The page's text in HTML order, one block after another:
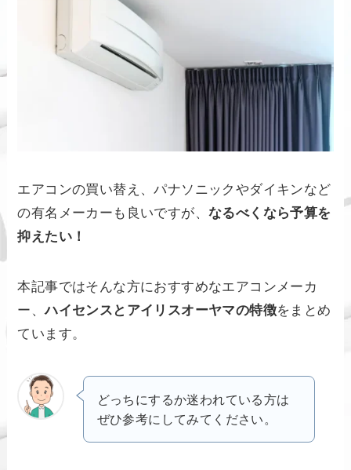
エアコンの買い替え、パナソニックやダイキンなど
の有名メーカーも良いですが、なるべくなら予算を
抑えたい！
本記事ではそんな方におすすめなエアコンメーカ
ー、ハイセンスとアイリスオーヤマの特徴をまとめ
ています。
どっちにするか迷われている方は
ぜひ参考にしてみてください。